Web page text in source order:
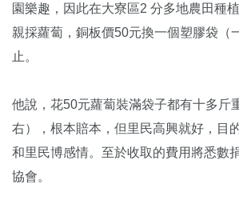
園樂趣，因此在大寮區2 分多地農田種
親採蘿蔔，銅板價50元換一個塑膠袋（
止。
他說，花50元蘿蔔裝滿袋子都有十多斤
右），根本賠本，但里民高興就好，目
和里民博感情。至於收取的費用將悉數
協會。